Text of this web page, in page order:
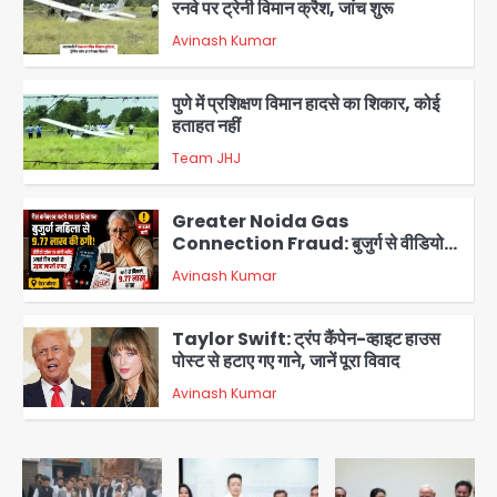
2
रनवे पर ट्रेनी विमान क्रैश, जांच शुरू
Avinash Kumar
3
पुणे में प्रशिक्षण विमान हादसे का शिकार, कोई
हताहत नहीं
Team JHJ
4
Greater Noida Gas
Connection Fraud: बुजुर्ग से वीडियो
कॉल पर 9.77 लाख की साइबर फ्रॉड
Avinash Kumar
5
Taylor Swift: ट्रंप कैंपेन-व्हाइट हाउस
पोस्ट से हटाए गए गाने, जानें पूरा विवाद
Avinash Kumar
Air India Phuket Delhi flight:
कैप्टन का डोप टेस्ट पॉजिटिव, 17 घायल;